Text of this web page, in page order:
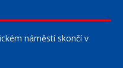
náměstí skončí v